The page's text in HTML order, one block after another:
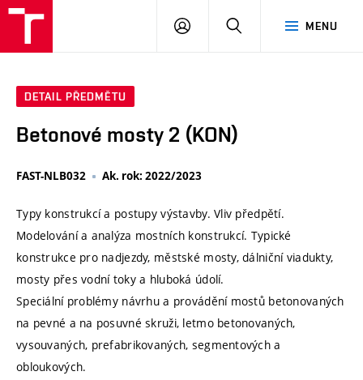
MENU
PŘIHLÁSIT
DETAIL PŘEDMĚTU
Betonové mosty 2 (KON)
FAST-NLB032 Ak. rok: 2022/2023
Typy konstrukcí a postupy výstavby. Vliv předpětí.
Modelování a analýza mostních konstrukcí. Typické
konstrukce pro nadjezdy, městské mosty, dálniční viadukty,
mosty přes vodní toky a hluboká údolí.
Speciální problémy návrhu a provádění mostů betonovaných
na pevné a na posuvné skruži, letmo betonovaných,
vysouvaných, prefabrikovaných, segmentových a
obloukových.